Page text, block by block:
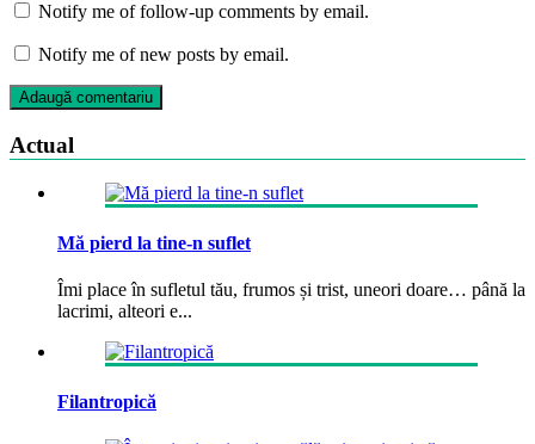
Notify me of follow-up comments by email.
Notify me of new posts by email.
Actual
Mă pierd la tine-n suflet
Îmi place în sufletul tău, frumos și trist, uneori doare… până la
lacrimi, alteori e...
Filantropică